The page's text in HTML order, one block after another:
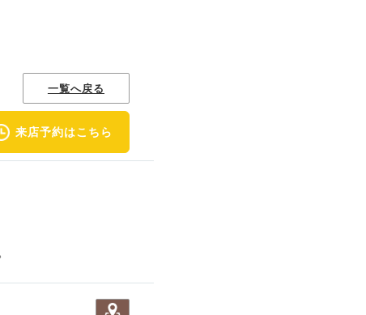
来店予約はこちら
一覧へ戻る